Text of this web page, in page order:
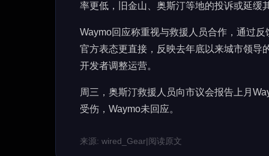
率更低，旧金山、奥斯汀等地的投诉或延缓
Waymo回应称重视与救援人员合作，通过
官方表态更直接，反映去年底以来城市领导
开发者调整运营。
周三，奥斯汀救援人员向市议会报告上月
受伤，Waymo未回应。
来源: wired_Gear|阅读原文